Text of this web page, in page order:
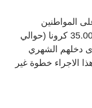
المواطنين
المعفيين من الأداء أن لا تتجاوز 35.000 كرونا (حوالي
دخلهم الشهري
ليكون هذا الاجراء خطوة غير